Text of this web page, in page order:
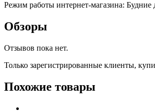
Режим работы интернет-магазина: Будние
Обзоры
Отзывов пока нет.
Только зарегистрированные клиенты,
Похожие товары